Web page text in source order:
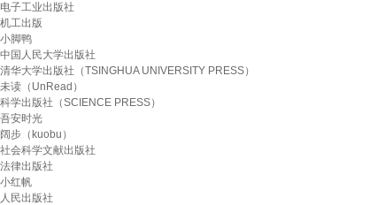
电子工业出版社
机工出版
小脚鸭
中国人民大学出版社
清华大学出版社（TSINGHUA UNIVERSITY PRESS）
未读（UnRead）
科学出版社（SCIENCE PRESS）
吾安时光
阔步（kuobu）
社会科学文献出版社
法律出版社
小红帆
人民出版社